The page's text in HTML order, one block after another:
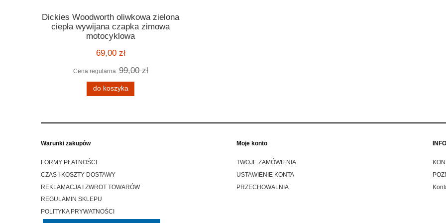
Dickies Woodworth oliwkowa zielona
ciepła wywijana czapka zimowa
motocyklowa
69,00 zł
Cena regularna: 99,00 zł
do koszyka
Warunki zakupów
FORMY PŁATNOŚCI
CZAS I KOSZTY DOSTAWY
REKLAMACJA I ZWROT TOWARÓW
REGULAMIN SKLEPU
POLITYKA PRYWATNOŚCI
Moje konto
TWOJE ZAMÓWIENIA
USTAWIENIE KONTA
PRZECHOWALNIA